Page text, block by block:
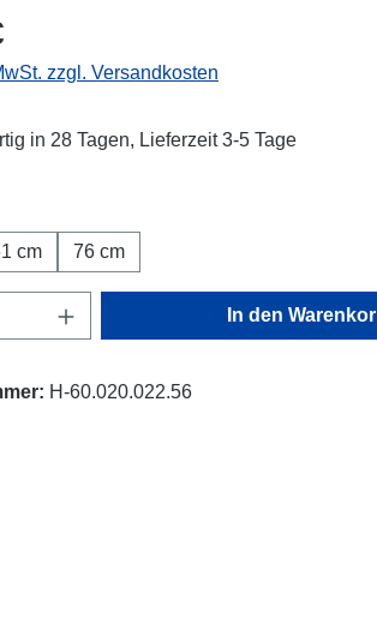
zzgl. Versandkosten
in 28 Tagen, Lieferzeit 3-5 Tage
cm 76 cm
Anzahl: Gib den In den
H-60.020.022.56